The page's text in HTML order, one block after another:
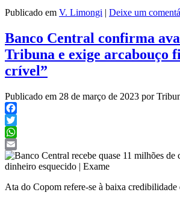
Publicado em V. Limongi | Deixe um
Banco Central confirma
Tribuna e exige arcabouço
crível”
Publicado em 28 de março de 2023 por
Facebook
Twitter
WhatsApp
Email
Ata do Copom refere-se à baixa